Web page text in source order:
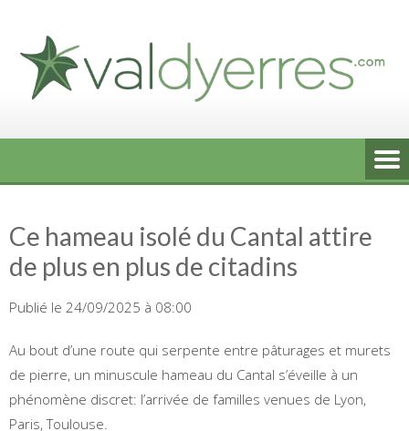
content
Ce hameau isolé du Cantal attire
de plus en plus de citadins
Publié le 24/09/2025 à 08:00
Au bout d’une route qui serpente entre pâturages et murets
de pierre, un minuscule hameau du Cantal s’éveille à un
phénomène discret: l’arrivée de familles venues de Lyon,
Paris, Toulouse.